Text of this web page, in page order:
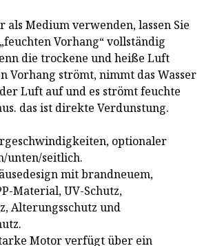
als Medium verwenden, lassen Sie
Vorhang“ vollständig
die trockene und heiße Luft
Vorhang strömt, nimmt das Wasser
Luft auf und es strömt feuchte
das ist direkte Verdunstung.
optionaler
unten/seitlich.
mit brandneuem,
Material, UV-Schutz,
Alterungsschutz und
Motor verfügt über ein